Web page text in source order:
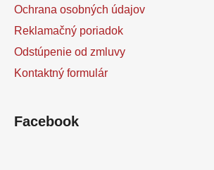
Ochrana osobných údajov
Reklamačný poriadok
Odstúpenie od zmluvy
Kontaktný formulár
Facebook